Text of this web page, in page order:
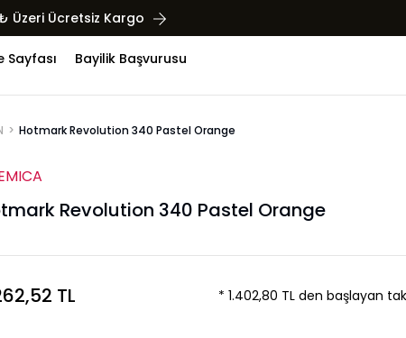
Üzeri Ücretsiz Kargo
Sayfası Bayilik Başvurusu
Hotmark Revolution 340 Pastel Orange
Revolution 340 Pastel Orange
TL * 1.402,80 TL den başlayan